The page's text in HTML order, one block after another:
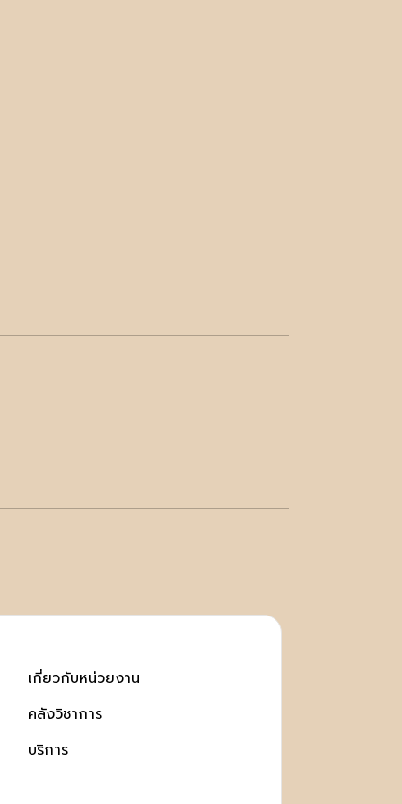
เกี่ยวกับหน่วยงาน
คลังวิชาการ
บริการ